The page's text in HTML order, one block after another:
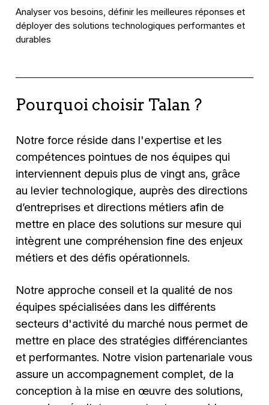
Analyser vos besoins, définir les meilleures réponses et
déployer des solutions technologiques performantes et
durables
Pourquoi choisir Talan ?
Notre force réside dans l'expertise et les
compétences pointues de nos équipes qui
interviennent depuis plus de vingt ans, grâce
au levier technologique, auprès des directions
d’entreprises et directions métiers afin de
mettre en place des solutions sur mesure qui
intègrent une compréhension fine des enjeux
métiers et des défis opérationnels.
Notre approche conseil et la qualité de nos
équipes spécialisées dans les différents
secteurs d'activité du marché nous permet de
mettre en place des stratégies différenciantes
et performantes. Notre vision partenariale vous
assure un accompagnement complet, de la
conception à la mise en œuvre des solutions,